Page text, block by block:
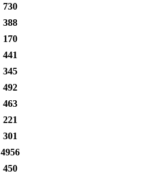
730
388
170
441
345
492
463
221
301
4956
450